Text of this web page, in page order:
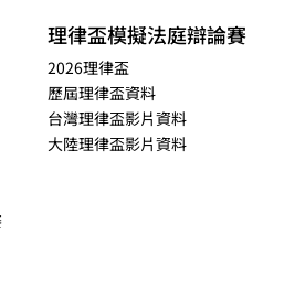
理律盃模擬法庭辯論賽
2026理律盃
歷屆理律盃資料
台灣理律盃影片資料
大陸理律盃影片資料